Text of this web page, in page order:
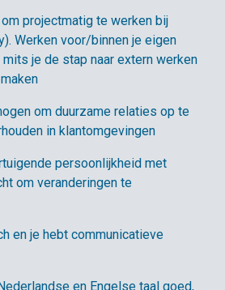
projectmatig te werken bij
Werken voor/binnen je eigen
je de stap naar extern werken
om duurzame relaties op te
in klantomgevingen
persoonlijkheid met
om veranderingen te
en je hebt communicatieve
en Engelse taal goed,